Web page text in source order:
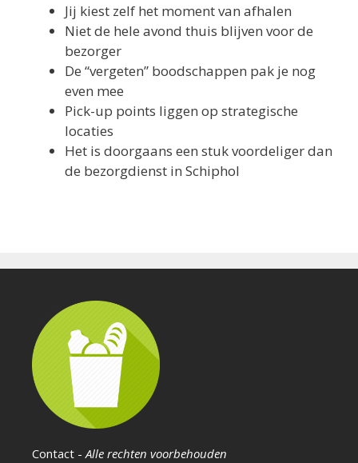
Jij kiest zelf het moment van afhalen
Niet de hele avond thuis blijven voor de
bezorger
De “vergeten” boodschappen pak je nog
even mee
Pick-up points liggen op strategische
locaties
Het is doorgaans een stuk voordeliger dan
de bezorgdienst in Schiphol
Contact -Alle rechten voorbehouden